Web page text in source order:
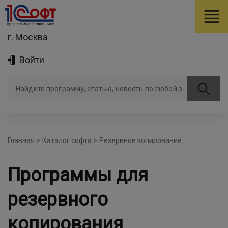
г. Москва
Войти
Главная > Каталог софта > Резервное копирование
Программы для
резервного